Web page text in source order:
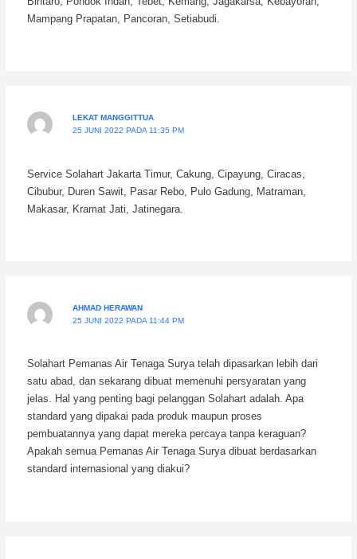
Mampang Prapatan, Pancoran, Setiabudi.
LEKAT MANGGITTUA
25 JUNI 2022 PADA 11:35 PM
Service Solahart Jakarta Timur, Cakung, Cipayung, Ciracas,
Cibubur, Duren Sawit, Pasar Rebo, Pulo Gadung, Matraman,
Makasar, Kramat Jati, Jatinegara.
AHMAD HERAWAN
25 JUNI 2022 PADA 11:44 PM
Solahart Pemanas Air Tenaga Surya telah dipasarkan lebih dari
satu abad, dan sekarang dibuat memenuhi persyaratan yang
jelas. Hal yang penting bagi pelanggan Solahart adalah. Apa
standard yang dipakai pada produk maupun proses
pembuatannya yang dapat mereka percaya tanpa keraguan?
Apakah semua Pemanas Air Tenaga Surya dibuat berdasarkan
standard internasional yang diakui?